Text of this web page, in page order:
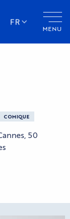
MENU
FR
COMIQUE
50